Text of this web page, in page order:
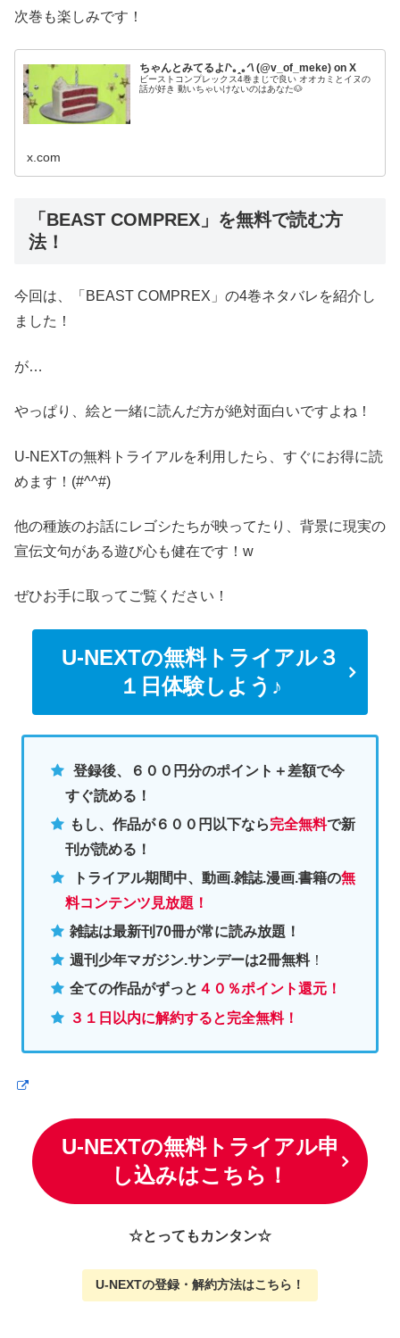
次巻も楽しみです！
ちゃんとみてるよ/⁠ᐠ⁠｡⁠ꞈ⁠｡⁠ᐟ⁠\ (@v_of_meke) on X
ビーストコンプレックス4巻まじで良い オオカミとイヌの
話が好き 動いちゃいけないのはあなた🐶
x.com
「BEAST COMPREX」を無料で読む方
法！
今回は、「BEAST COMPREX」の4巻ネタバレを紹介し
ました！
が…
やっぱり、絵と一緒に読んだ方が絶対面白いですよね！
U-NEXTの無料トライアルを利用したら、すぐにお得に読
めます！(#^^#)
他の種族のお話にレゴシたちが映ってたり、背景に現実の
宣伝文句がある遊び心も健在です！w
ぜひお手に取ってご覧ください！
U-NEXTの無料トライアル３
１日体験しよう♪
登録後、６００円分のポイント＋差額で今
すぐ読める！
もし、作品が６００円以下なら完全無料で新
刊が読める！
トライアル期間中、動画.雑誌.漫画.書籍の無
料コンテンツ見放題！
雑誌は最新刊70冊が常に読み放題！
週刊少年マガジン.サンデーは2冊無料！
全ての作品がずっと ４０％ポイント還元！
３１日以内に解約すると完全無料！
U-NEXTの無料トライアル申
し込みはこちら！
☆とってもカンタン☆
U-NEXTの登録・解約方法はこちら ！